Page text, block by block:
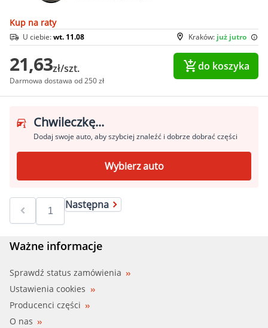
Kup na raty
Kraków: już jutro
U ciebie:wt. 11.08
21,63zł/szt.
Darmowa dostawa od 250 zł
do koszyka
Chwileczkę...
Dodaj swoje auto, aby szybciej znaleźć i dobrze dobrać części
Wybierz auto
Następna
Ważne informacje
Sprawdź status zamówienia
Ustawienia cookies
Producenci części
O nas